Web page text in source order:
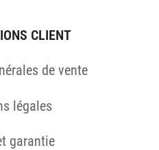
CLIENT
de vente
légales
garantie